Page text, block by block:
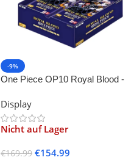
-9%
One Piece OP10 Royal Blood -
Display
Nicht auf Lager
€169.99 €154.99